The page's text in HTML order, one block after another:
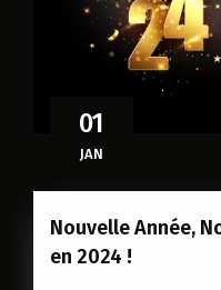
01
JAN
Nouvelle Année,
en 2024 !